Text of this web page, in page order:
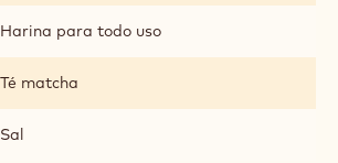
Harina para todo uso
Té matcha
Sal